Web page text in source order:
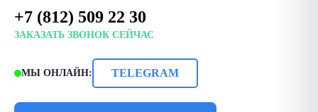
+7 (812) 509 22 30
ЗАКАЗАТЬ ЗВОНОК СЕЙЧАС
МЫ ОНЛАЙН: TELEGRAM